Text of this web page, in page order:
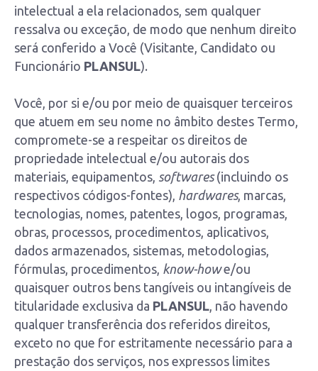
intelectual a ela relacionados, sem qualquer
ressalva ou exceção, de modo que nenhum direito
será conferido a Você (Visitante, Candidato ou
Funcionário PLANSUL).
Você, por si e/ou por meio de quaisquer terceiros
que atuem em seu nome no âmbito destes Termo,
compromete-se a respeitar os direitos de
propriedade intelectual e/ou autorais dos
materiais, equipamentos, softwares(incluindo os
respectivos códigos-fontes), hardwares, marcas,
tecnologias, nomes, patentes, logos, programas,
obras, processos, procedimentos, aplicativos,
dados armazenados, sistemas, metodologias,
fórmulas, procedimentos, know-howe/ou
quaisquer outros bens tangíveis ou intangíveis de
titularidade exclusiva da PLANSUL , não havendo
qualquer transferência dos referidos direitos,
exceto no que for estritamente necessário para a
prestação dos serviços, nos expressos limites